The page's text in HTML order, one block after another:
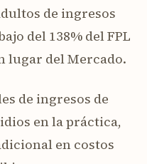
de ingresos
del 138% del FPL
lugar del Mercado.
de ingresos de
en la práctica,
en costos